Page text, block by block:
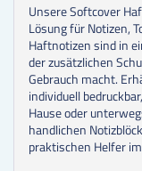
Unsere Softcover
Lösung für Notizen,
Haftnotizen sind in
der zusätzlichen
Gebrauch macht.
individuell
Hause oder
handlichen
praktischen Helfer